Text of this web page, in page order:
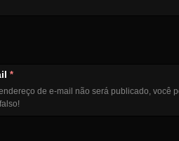
*
de e-mail não será publicado, você